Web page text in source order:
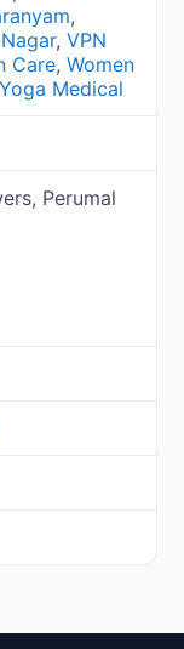
,
,VPN
Care,Women
Yoga Medical
Perumal